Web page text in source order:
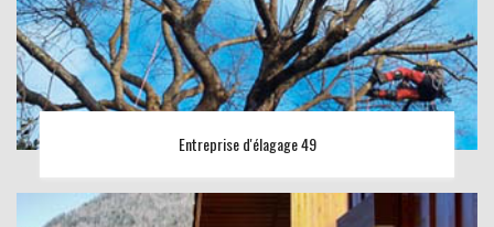
Entreprise d'élagage 49